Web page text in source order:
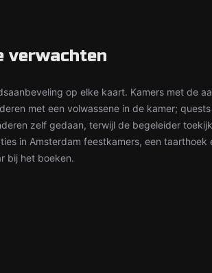
verwachten
op elke kaart. Kamers met de
met een volwassene in de kamer;
zelf gedaan, terwijl de begeleider
in Amsterdam feestkamers, een taarthoek
bij het boeken.